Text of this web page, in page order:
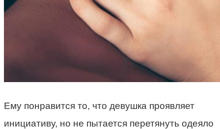
Ему понравится то, что девушка проявляет
инициативу, но не пытается перетянуть одеяло